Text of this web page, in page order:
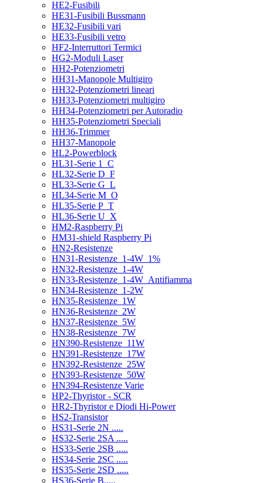
HE2-Fusibili
HE31-Fusibili Bussmann
HE32-Fusibili vari
HE33-Fusibili vetro
HF2-Interruttori Termici
HG2-Moduli Laser
HH2-Potenziometri
HH31-Manopole Multigiro
HH32-Potenziometri lineari
HH33-Potenziometri multigiro
HH34-Potenziometri per Autoradio
HH35-Potenziometri Speciali
HH36-Trimmer
HH37-Manopole
HL2-Powerblock
HL31-Serie 1_C
HL32-Serie D_F
HL33-Serie G_L
HL34-Serie M_O
HL35-Serie P_T
HL36-Serie U_X
HM2-Raspberry Pi
HM31-shield Raspberry Pi
HN2-Resistenze
HN31-Resistenze_1-4W_1%
HN32-Resistenze_1-4W
HN33-Resistenze_1-4W_Antifiamma
HN34-Resistenze_1-2W
HN35-Resistenze_1W
HN36-Resistenze_2W
HN37-Resistenze_5W
HN38-Resistenze_7W
HN390-Resistenze_11W
HN391-Resistenze_17W
HN392-Resistenze_25W
HN393-Resistenze_50W
HN394-Resistenze Varie
HP2-Thyristor - SCR
HR2-Thyristor e Diodi Hi-Power
HS2-Transistor
HS31-Serie 2N .....
HS32-Serie 2SA .....
HS33-Serie 2SB .....
HS34-Serie 2SC .....
HS35-Serie 2SD .....
HS36-Serie B.....